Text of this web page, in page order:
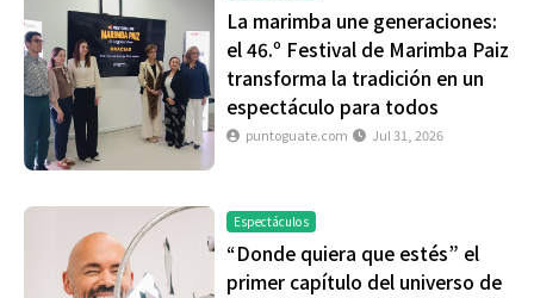
La marimba une generaciones:
el 46.º Festival de Marimba Paiz
transforma la tradición en un
espectáculo para todos
puntoguate.com Jul 31, 2026
Espectáculos
“Donde quiera que estés” el
primer capítulo del universo de